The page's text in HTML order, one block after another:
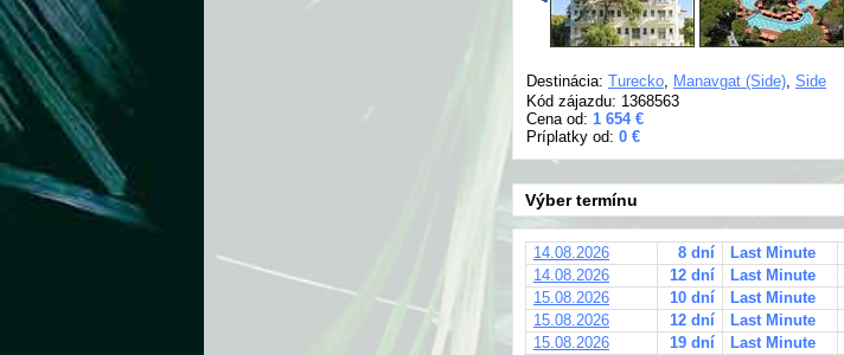
Destinácia: Turecko, Manavgat (Side), Side
Kód zájazdu: 1368563
Cena od: 1 654 €
Príplatky od: 0 €
Výber termínu
14.08.2026 8 dní Last Minute
14.08.2026
12 dní Last Minute
15.08.2026
10 dní Last Minute
15.08.2026
12 dní Last Minute
15.08.2026
19 dní Last Minute